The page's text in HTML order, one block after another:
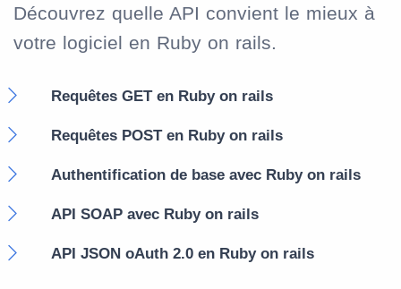
Découvrez quelle API convient le mieux à
votre logiciel en Ruby on rails.
Requêtes GET en Ruby on rails
Requêtes POST en Ruby on rails
Authentification de base avec Ruby on rails
API SOAP avec Ruby on rails
API JSON oAuth 2.0 en Ruby on rails